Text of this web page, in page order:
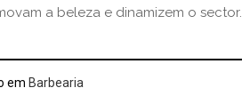
a beleza e dinamizem o sector.
em Barbearia